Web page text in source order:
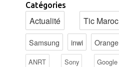
Catégories
Actualité Tic Maroc
Samsung inwi Orange
ANRT Sony Google